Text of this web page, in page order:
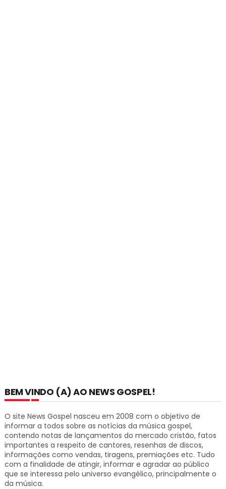
BEM VINDO (A) AO NEWS GOSPEL!
O site News Gospel nasceu em 2008 com o objetivo de
informar a todos sobre as notícias da música gospel,
contendo notas de lançamentos do mercado cristão, fatos
importantes a respeito de cantores, resenhas de discos,
informações como vendas, tiragens, premiações etc. Tudo
com a finalidade de atingir, informar e agradar ao público
que se interessa pelo universo evangélico, principalmente o
da música.